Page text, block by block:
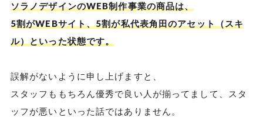
ソラノデザインのWEB制作事業の商品は、
5割がWEBサイト、5割が私代表角田のアセット（スキ
ル）といった状態です。
誤解がないように申し上げますと、
スタッフももちろん優秀で良い人が揃ってまして、スタ
ッフが悪いといった話ではありません。